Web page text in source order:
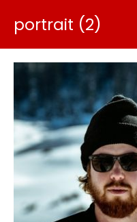
portrait (2)